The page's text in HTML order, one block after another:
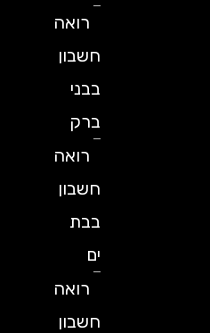
רואה
חשבון
רואה
חשבון
רואה
חשבון